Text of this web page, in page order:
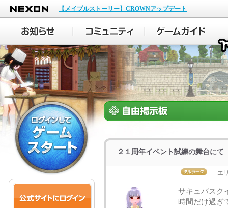
NEXON
【メイプルストーリー】CROWNアップデート
２１周年イベント試練の舞台にて
エ
サキュバスク
時間だけ過ぎ